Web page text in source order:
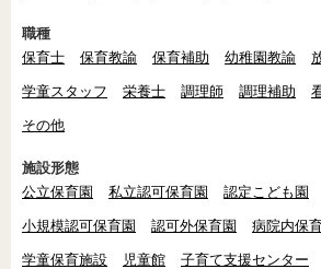
職種
保育士
保育教諭 保育補助 幼稚園教諭
学童スタッフ
栄養士 調理師 調理補助
その他
施設形態
公立保育園
私立認可保育園 認定こども園
小規模認可保育園
認可外保育園 病院内保
学童保育施設
児童館 子育て支援センター